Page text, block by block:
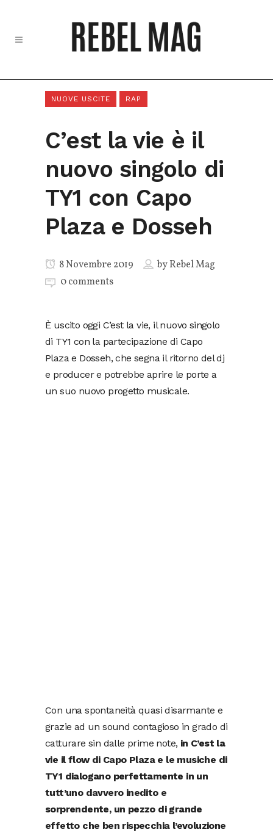
NUOVE USCITE RAP
C’est la vie è il
nuovo singolo di
TY1 con Capo
Plaza e Dosseh
8 Novembre 2019 byRebel Mag
0 comments
È uscito oggi C’est la vie, il nuovo singolo
di TY1 con la partecipazione di Capo
Plaza e Dosseh, che segna il ritorno del dj
e producer e potrebbe aprire le porte a
un suo nuovo progetto musicale.
Con una spontaneità quasi disarmante e
grazie ad un sound contagioso in grado di
catturare sin dalle prime note, in C’est la
vie il flow di Capo Plaza e le musiche di
TY1 dialogano perfettamente in un
tutt’uno davvero inedito e
sorprendente, un pezzo di grande
effetto che ben rispecchia l’evoluzione